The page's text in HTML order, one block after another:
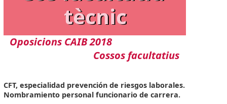
CFT, especialidad prevención de riesgos laborales.
Nombramiento personal funcionario de carrera.